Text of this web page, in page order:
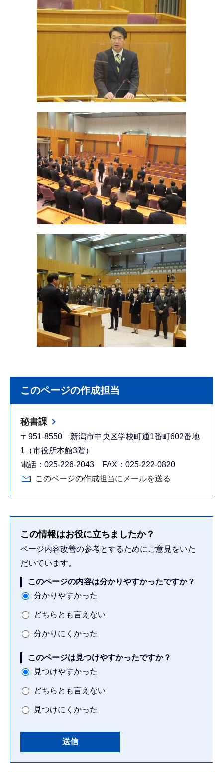
このページの作成担当
秘書課
〒951-8550 新潟市中央区学校町通1番町602番地
1（市役所本館3階）
電話：025-226-2043 FAX：025-222-0820
このページの作成担当にメールを送る
この情報はお役に立ちましたか？
ページ内容改善の参考とするためにご意見をいた
だいています。
このページの内容は分かりやすかったですか？
分かりやすかった
どちらとも言えない
分かりにくかった
このページは見つけやすかったですか？
見つけやすかった
どちらとも言えない
見つけにくかった